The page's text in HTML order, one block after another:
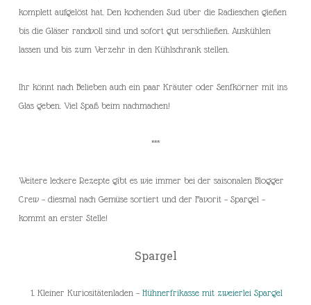
komplett aufgelöst hat. Den kochenden Sud über die Radieschen gießen
bis die Gläser randvoll sind und sofort gut verschließen. Auskühlen
lassen und bis zum Verzehr in den Kühlschrank stellen.
Ihr könnt nach Belieben auch ein paar Kräuter oder Senfkörner mit ins
Glas geben. Viel Spaß beim nachmachen!
***
Weitere leckere Rezepte gibt es wie immer bei der saisonalen Blogger
Crew – diesmal nach Gemüse sortiert und der Favorit – Spargel –
kommt an erster Stelle!
Spargel
Kleiner Kuriositätenladen – Hühnerfrikasse mit zweierlei Spargel